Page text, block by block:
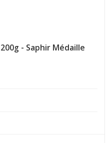
- Saphir Médaille